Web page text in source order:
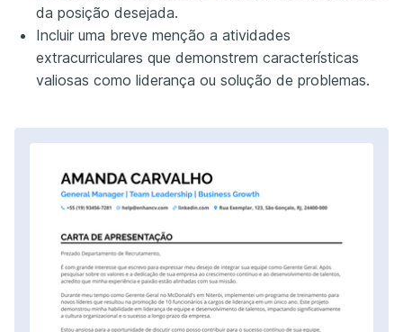
da posição desejada.
Incluir uma breve menção a atividades
extracurriculares que demonstrem características
valiosas como liderança ou solução de problemas.